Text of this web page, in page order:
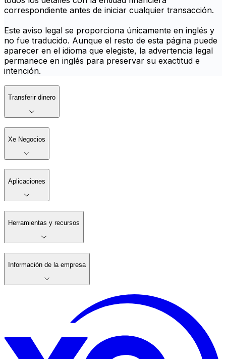
correspondiente antes de iniciar cualquier transacción.
Este aviso legal se proporciona únicamente en inglés y
no fue traducido. Aunque el resto de esta página puede
aparecer en el idioma que elegiste, la advertencia legal
permanece en inglés para preservar su exactitud e
intención.
Transferir dinero
Xe Negocios
Aplicaciones
Herramientas y recursos
Información de la empresa